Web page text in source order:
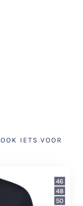
IETS VOOR
46
48
50